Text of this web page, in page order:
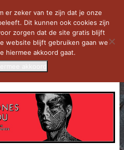
er zeker van te zijn dat je onze
Dit kunnen ook cookies zijn
zorgen dat de site gratis blijft
website blijft gebruiken gaan we
hiermee akkoord gaat.
akkoord